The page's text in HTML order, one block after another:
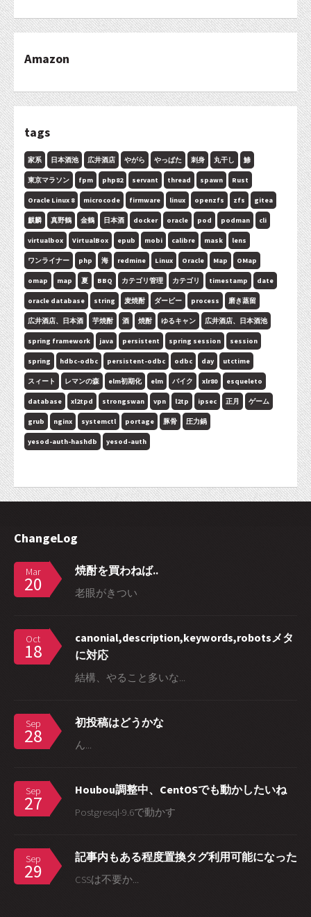
Amazon
tags
家系 日本酒池 広井酒店 やがら やっぱた 刺身 丸干し 鯵
東京マラソン fpm php82 servant thread spawn Rust
Oracle Linux 8 microcode firmware linux openzfs zfs gitea
麒麟 真野鶴 金鶴 日本酒 docker oracle pod podman cli
virtualbox VirtualBox epub mobi calibre mask lens
ワンライナー php 海 redmine Linux Oracle Map OMap
omap map 夏 BBQ カテゴリ管理 カテゴリ timestamp date
oracle database string 麦焼酎 ダービー process 磨き蒸留
広井酒店、日本酒 芋焼酎 酒 焼酎 ゆるキャン 広井酒店、日本酒池
spring framework java persistent spring session session
spring hdbc-odbc persistent-odbc odbc day utctime
スィート レマンの森 elm初期化 elm バイク xlr80 esqueleto
database xl2tpd strongswan vpn l2tp ipsec 正月 ゲーム
grub nginx systemctl portage 豚骨 圧力鍋
yesod-auth-hashdb yesod-auth
ChangeLog
Mar
20
焼酎を買わねば..
老眼がきつい
Oct
18
canonial,description,keywords,robotsメタ
に対応
結構、やること多いな...
Sep
28
初投稿はどうかな
ん...
Sep
27
Houbou調整中、CentOSでも動かしたいね
Postgresql-9.6で動かす
Sep
29
記事内もある程度置換タグ利用可能になった
CSSは不要か...